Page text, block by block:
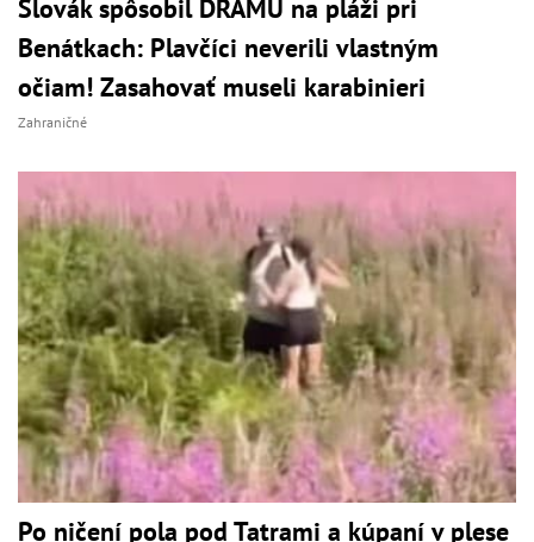
Slovák spôsobil DRÁMU na pláži pri
Benátkach: Plavčíci neverili vlastným
očiam! Zasahovať museli karabinieri
Zahraničné
Po ničení pola pod Tatrami a kúpaní v plese